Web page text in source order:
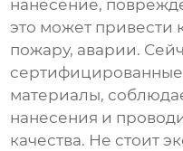
нанесение,
это может привести
пожару, аварии.
материалы,
нанесения и
качества. Не стоит